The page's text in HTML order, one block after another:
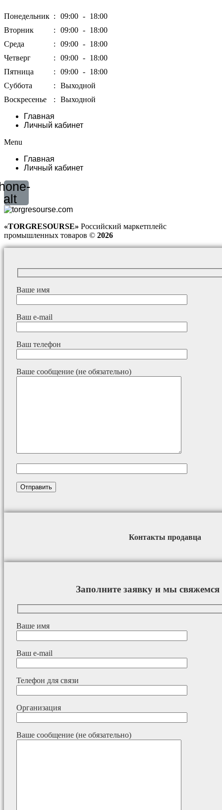
Понедельник : 09:00 - 18:00
Вторник
: 09:00 - 18:00
Среда
: 09:00 - 18:00
Четверг
: 09:00 - 18:00
Пятница
: 09:00 - 18:00
Суббота
:
Выходной
Воскресенье
:
Выходной
Главная
Личный кабинет
Menu
Главная
Личный кабинет
alt
«TORGRESOURSE» Российский маркетплейс
промышленных товаров © 2026
Ваше имя
Ваш e-mail
Ваш телефон
Ваше сообщение (не обязательно)
Контакты продавца
Заполните заявку и мы
Ваше имя
Ваш e-mail
Телефон для связи
Организация
Ваше сообщение (не обязательно)